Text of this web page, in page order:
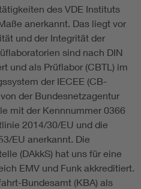
des VDE Instituts
anerkannt. Das liegt vor
und der Integrität der
sind nach DIN
und als Prüflabor (CBTL) im
der IECEE (CB-
der Bundesnetzagentur
mit der Kennnummer 0366
2014/30/EU und die
EU anerkannt. Die
(DAkkS) hat uns für eine
EMV und Funk akkreditiert.
Bundesamt (KBA) als